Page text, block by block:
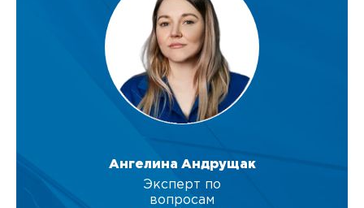
Ангелина Андрущак
Эксперт по
вопросам